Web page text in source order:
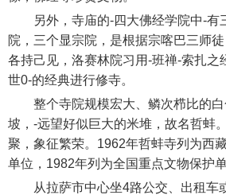
另外，寺庙的-四大佛经学院中-有
院，三个显宗院，是根据宗喀巴三师
各持己见，洛赛林院习用-班禅-索扎之
世0-的经典进行修寺。
整个寺院规模宏大、鳞次栉比的白
坡，-远望好似巨大的米堆，故名哲蚌
聚，象征繁荣。1962年哲蚌寺列为西
单位，1982年列为全国重点文物保护单
从拉萨市中心坐4路公交、出租车